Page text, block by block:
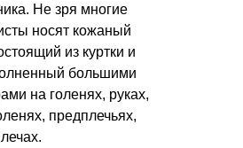
Не зря многие
носят кожаный
из куртки и
большими
на голенях, руках,
предплечьях,